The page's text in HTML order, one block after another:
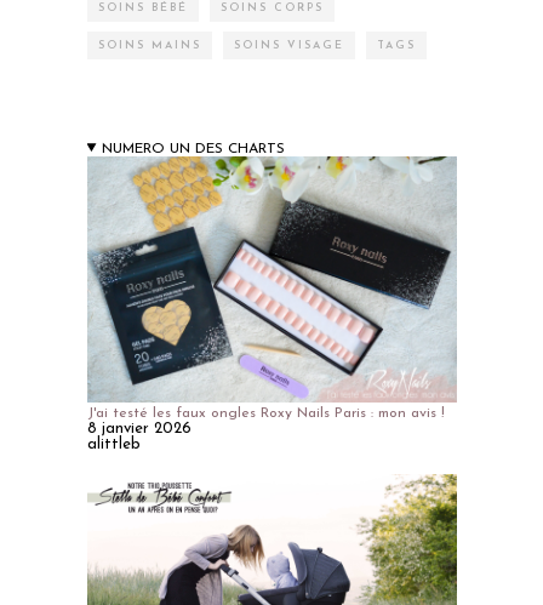
SOINS BÉBÉ SOINS CORPS
SOINS MAINS SOINS VISAGE TAGS
NUMERO UN DES CHARTS
J'ai testé les faux ongles Roxy Nails Paris : mon avis !
8 janvier 2026
alittleb